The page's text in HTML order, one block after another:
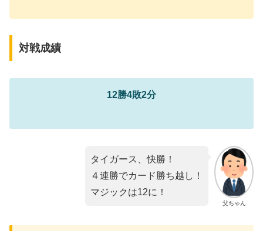
対戦成績
12勝4敗2分
父ちゃん
タイガース、快勝！
４連勝でカード勝ち越し！
マジックは12に！